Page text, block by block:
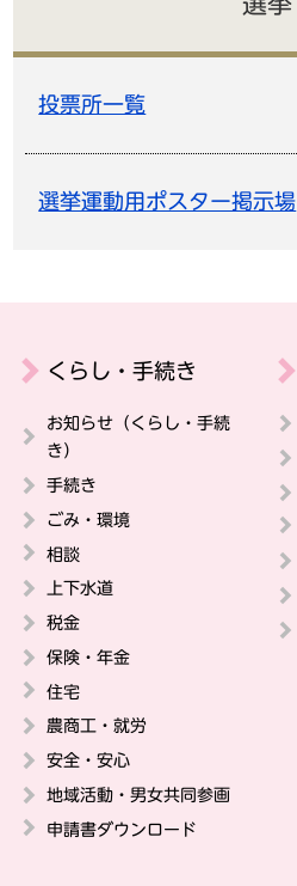
投票所一覧
選挙運動用ポスター掲示場
くらし・手続き
お知らせ（くらし・手続
き）
手続き
ごみ・環境
相談
上下水道
税金
保険・年金
住宅
農商工・就労
安全・安心
地域活動・男女共同参画
申請書ダウンロード